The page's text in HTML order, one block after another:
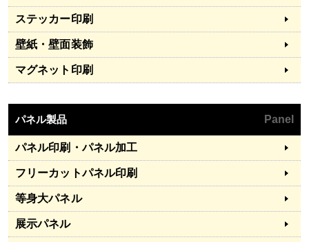
ステッカー印刷
壁紙・壁面装飾
マグネット印刷
パネル製品 Panel
パネル印刷・パネル加工
フリーカットパネル印刷
等身大パネル
展示パネル